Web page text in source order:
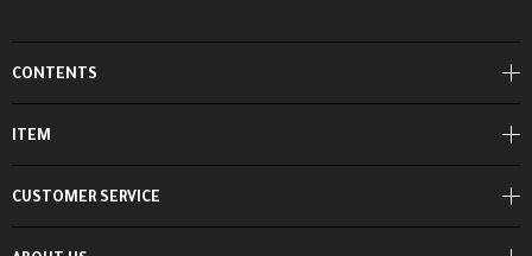
CONTENTS
ITEM
CUSTOMER SERVICE